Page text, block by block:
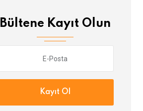
Bültene Kayıt Olun
Kayıt Ol